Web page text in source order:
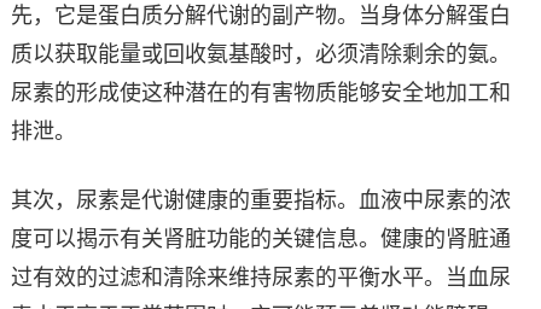
先，它是蛋白质分解代谢的副产物。当身体分解蛋白
质以获取能量或回收氨基酸时，必须清除剩余的氨。
尿素的形成使这种潜在的有害物质能够安全地加工和
排泄。
其次，尿素是代谢健康的重要指标。血液中尿素的浓
度可以揭示有关肾脏功能的关键信息。健康的肾脏通
过有效的过滤和清除来维持尿素的平衡水平。当血尿